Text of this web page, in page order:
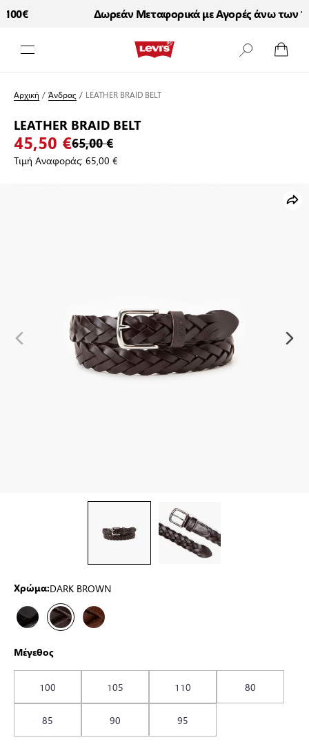
Δωρεάν Μεταφορικά με Αγορές άνω των
Αρχική /Άνδρας / LEATHER BRAID BELT
LEATHER BRAID BELT
45,50 €65,00 €
Τιμή Αναφοράς:65,00 €
Χρώμα:DARK BROWN
Μέγεθος
100 105 110
80
85
90 95